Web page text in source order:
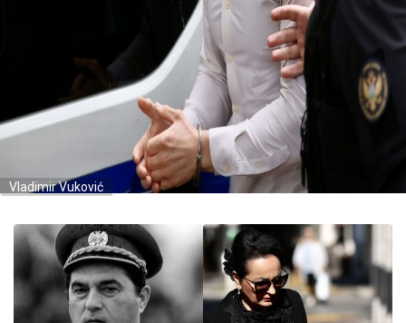
Vladimir Vuković